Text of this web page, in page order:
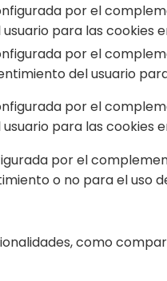
por el
para las cookies
por el
del usuario
por el
para las cookies
por el
o no para el uso
como